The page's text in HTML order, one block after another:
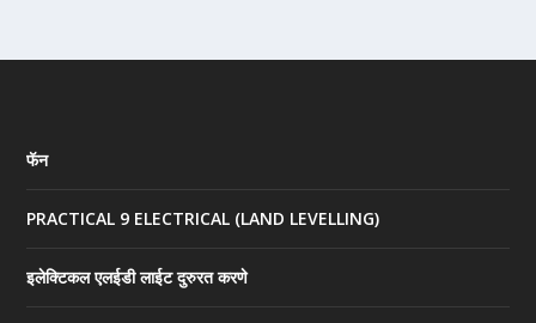
फॅन
PRACTICAL 9 ELECTRICAL (LAND LEVELLING)
इलेक्टिकल एलईडी लाईट दुरुरत करणे